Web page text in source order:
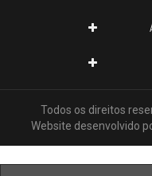
Todos os direitos
Website desenvolvido